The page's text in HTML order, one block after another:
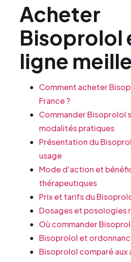
Acheter
Bisoprolol
ligne
Comment acheter
France ?
Commander Bisoprolol
modalités pratiques
Présentation du
usage
Mode d'action et
thérapeutiques
Prix et tarifs du
Dosages et posologies
Où commander
Bisoprolol et
Bisoprolol comparé aux